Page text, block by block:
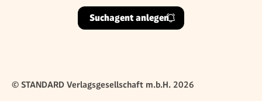
Suchagent anlegen
© STANDARD Verlagsgesellschaft m.b.H. 2026